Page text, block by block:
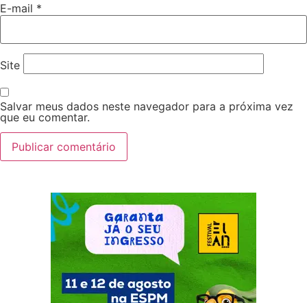
E-mail *
Site
Salvar meus dados neste navegador para a próxima vez
que eu comentar.